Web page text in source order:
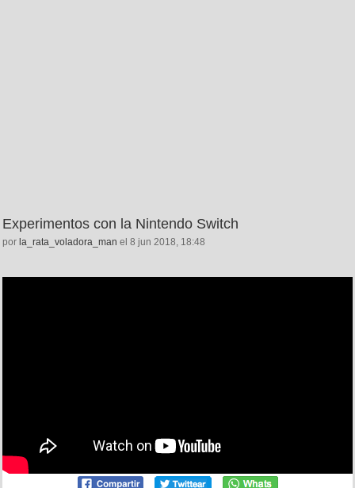
Experimentos con la Nintendo Switch
por la_rata_voladora_man el 8 jun 2018, 18:48